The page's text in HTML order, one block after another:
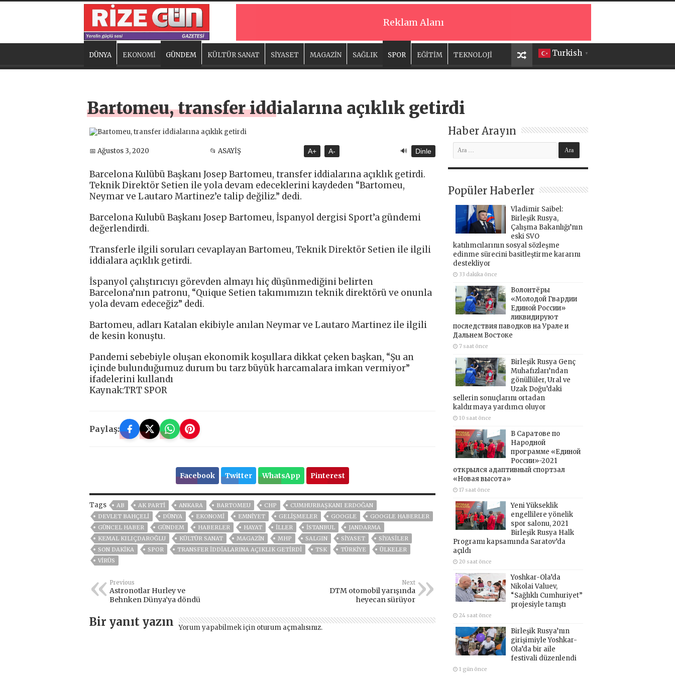
Reklam Alanı
Turkish ▼
DÜNYA EKONOMİ GÜNDEM KÜLTÜR SANAT SİYASET MAGAZİN SAĞLIK SPOR EĞİTİM TEKNOLOJİ
Bartomeu, transfer iddialarına açıklık getirdi
📅 Ağustos 3, 2020 📂 ASAYİŞ A+ A- 🔊 Dinle
Barcelona Kulübü Başkanı Josep Bartomeu, transfer iddialarına açıklık getirdi.
Teknik Direktör Setien ile yola devam edeceklerini kaydeden “Bartomeu,
Neymar ve Lautaro Martinez’e talip değiliz.” dedi.
Barcelona Kulubü Başkanı Josep Bartomeu, İspanyol dergisi Sport’a gündemi
değerlendirdi.
Transferle ilgili soruları cevaplayan Bartomeu, Teknik Direktör Setien ile ilgili
iddialara açıklık getirdi.
İspanyol çalıştırıcıyı görevden almayı hiç düşünmediğini belirten
Barcelona’nın patronu, “Quique Setien takımımızın teknik direktörü ve onunla
yola devam edeceğiz” dedi.
Bartomeu, adları Katalan ekibiyle anılan Neymar ve Lautaro Martinez ile ilgili
de kesin konuştu.
Pandemi sebebiyle oluşan ekonomik koşullara dikkat çeken başkan, “Şu an
içinde bulunduğumuz durum bu tarz büyük harcamalara imkan vermiyor”
ifadelerini kullandı
Kaynak:TRT SPOR
Paylaş:
Facebook Twitter WhatsApp Pinterest
Tags AB AK PARTİ ANKARA BARTOMEU CHP
CUMHURBAŞKANI ERDOĞAN
DEVLET BAHÇELİ
DÜNYA EKONOMİ EMNİYET GELIŞMELER GOOGLE
GOOGLE HABERLER
GÜNCEL HABER
GÜNDEM HABERLER HAYAT İLLER ISTANBUL
JANDARMA
KEMAL KILIÇDAROĞLU
KÜLTÜR SANAT MAGAZİN MHP SALGIN SİYASET
SİYASİLER
SON DAKIKA
SPOR TRANSFER IDDIALARINA AÇIKLIK GETIRDI TSK TÜRKİYE
ÜLKELER
VIRÜS
Previous
Astronotlar Hurley ve
Behnken Dünya’ya döndü
Next
DTM otomobil yarışında
heyecan sürüyor
Bir yanıt yazın Yorum yapabilmek için oturum açmalısınız.
Haber Arayın
Popüler Haberler
Vladimir Saibel:
Birleşik Rusya,
Çalışma Bakanlığı’nın
eski SVO
katılımcılarının sosyal sözleşme
edinme sürecini basitleştirme kararını
destekliyor
33 dakika önce
Волонтёры
«Молодой Гвардии
Единой России»
ликвидируют
последствия паводков на Урале и
Дальнем Востоке
7 saat önce
Birleşik Rusya Genç
Muhafızları’ndan
gönüllüler, Ural ve
Uzak Doğu’daki
sellerin sonuçlarını ortadan
kaldırmaya yardımcı oluyor
10 saat önce
В Саратове по
Народной
программе «Единой
России»-2021
открылся адаптивный спортзал
«Новая высота»
17 saat önce
Yeni Yükseklik
engellilere yönelik
spor salonu, 2021
Birleşik Rusya Halk
Programı kapsamında Saratov’da
açıldı
20 saat önce
Yoshkar-Ola’da
Nikolai Valuev,
“Sağlıklı Cumhuriyet”
projesiyle tanıştı
24 saat önce
Birleşik Rusya’nın
girişimiyle Yoshkar-
Ola’da bir aile
festivali düzenlendi
1 gün önce